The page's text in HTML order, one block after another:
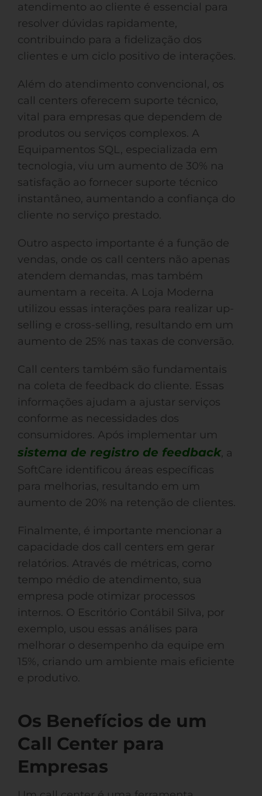
atendimento ao cliente é essencial para
resolver dúvidas rapidamente,
contribuindo para a fidelização dos
clientes e um ciclo positivo de interações.
Além do atendimento convencional, os
call centers oferecem suporte técnico,
vital para empresas que dependem de
produtos ou serviços complexos. A
Equipamentos SQL, especializada em
tecnologia, viu um aumento de 30% na
satisfação ao fornecer suporte técnico
instantâneo, aumentando a confiança do
cliente no serviço prestado.
Outro aspecto importante é a função de
vendas, onde os call centers não apenas
atendem demandas, mas também
aumentam a receita. A Loja Moderna
utilizou essas interações para realizar up-
selling e cross-selling, resultando em um
aumento de 25% nas taxas de conversão.
Call centers também são fundamentais
na coleta de feedback do cliente. Essas
informações ajudam a ajustar serviços
conforme as necessidades dos
consumidores. Após implementar um
sistema de registro de feedback, a
SoftCare identificou áreas específicas
para melhorias, resultando em um
aumento de 20% na retenção de clientes.
Finalmente, é importante mencionar a
capacidade dos call centers em gerar
relatórios. Através de métricas, como
tempo médio de atendimento, sua
empresa pode otimizar processos
internos. O Escritório Contábil Silva, por
exemplo, usou essas análises para
melhorar o desempenho da equipe em
15%, criando um ambiente mais eficiente
e produtivo.
Os Benefícios de um
Call Center para
Empresas